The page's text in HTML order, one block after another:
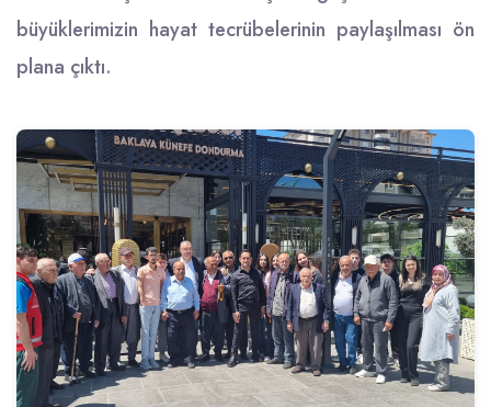
büyüklerimizin hayat tecrübelerinin paylaşılması ön
plana çıktı.